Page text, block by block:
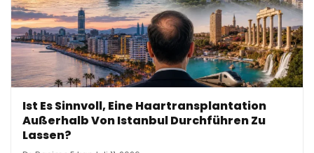
Ist Es Sinnvoll, Eine Haartransplantation
Außerhalb Von Istanbul Durchführen Zu
Lassen?